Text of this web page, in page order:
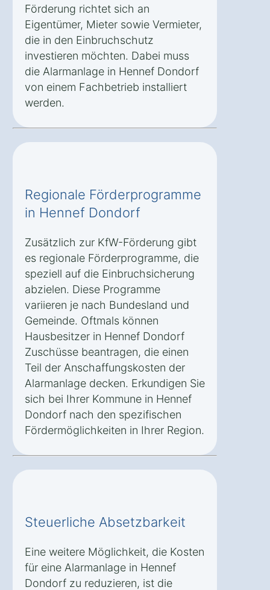
Förderung richtet sich an
Eigentümer, Mieter sowie Vermieter,
die in den Einbruchschutz
investieren möchten. Dabei muss
die Alarmanlage in Hennef Dondorf
von einem Fachbetrieb installiert
werden.
Regionale Förderprogramme
in Hennef Dondorf
Zusätzlich zur KfW-Förderung gibt
es regionale Förderprogramme, die
speziell auf die Einbruchsicherung
abzielen. Diese Programme
variieren je nach Bundesland und
Gemeinde. Oftmals können
Hausbesitzer in Hennef Dondorf
Zuschüsse beantragen, die einen
Teil der Anschaffungskosten der
Alarmanlage decken. Erkundigen Sie
sich bei Ihrer Kommune in Hennef
Dondorf nach den spezifischen
Fördermöglichkeiten in Ihrer Region.
Steuerliche Absetzbarkeit
Eine weitere Möglichkeit, die Kosten
für eine Alarmanlage in Hennef
Dondorf zu reduzieren, ist die